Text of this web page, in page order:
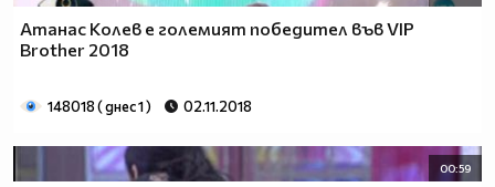
Атанас Колев е големият победител във VIP
Brother 2018
148018 ( днес 1 ) 02.11.2018
00:59